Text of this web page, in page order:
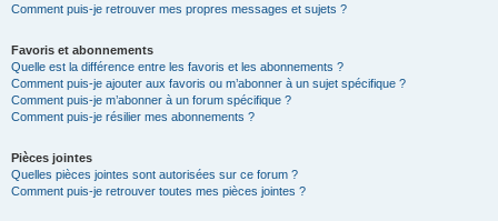
Comment puis-je retrouver mes propres messages et sujets ?
Favoris et abonnements
Quelle est la différence entre les favoris et les abonnements ?
Comment puis-je ajouter aux favoris ou m’abonner à un sujet spécifique ?
Comment puis-je m’abonner à un forum spécifique ?
Comment puis-je résilier mes abonnements ?
Pièces jointes
Quelles pièces jointes sont autorisées sur ce forum ?
Comment puis-je retrouver toutes mes pièces jointes ?